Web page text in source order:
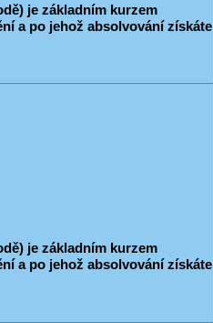
je základním kurzem
a po jehož absolvování získáte
je základním kurzem
a po jehož absolvování získáte